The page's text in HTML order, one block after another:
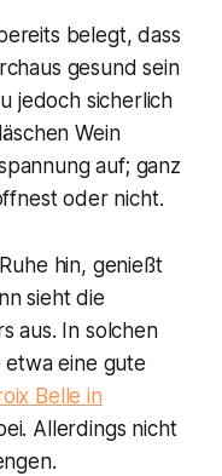
belegt, dass
gesund sein
jedoch sicherlich
Wein
auf; ganz
oder nicht.
hin, genießt
sieht die
aus. In solchen
etwa eine gute
Belle in
Allerdings nicht